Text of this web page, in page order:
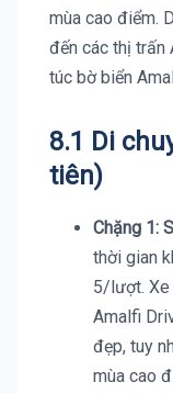
mùa cao điểm.
đến các thị trấn
túc bờ biển
8.1 Di
tiên)
Chặng 1:
thời gian
5/lượt. Xe
Amalfi
đẹp, tuy
mùa cao